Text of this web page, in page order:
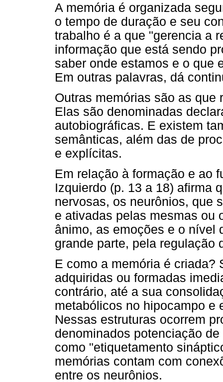
A memória é organizada
o tempo de duração e seu
trabalho é a que "gerencia a
informação que está sendo
saber onde estamos e o que
Em outras palavras, dá
Outras memórias são as que
Elas são denominadas
autobiográficas. E existem
semânticas, além das de
e explícitas.
Em relação à formação e ao
Izquierdo (p. 13 a 18) afirma
nervosas, os neurônios, que
e ativadas pelas mesmas ou
ânimo, as emoções e o nível
grande parte, pela regulação
E como a memória é criada?
adquiridas ou formadas
contrário, até a sua
metabólicos no hipocampo e
Nessas estruturas ocorrem
denominados potenciação
como "etiquetamento
memórias contam com
entre os neurônios.